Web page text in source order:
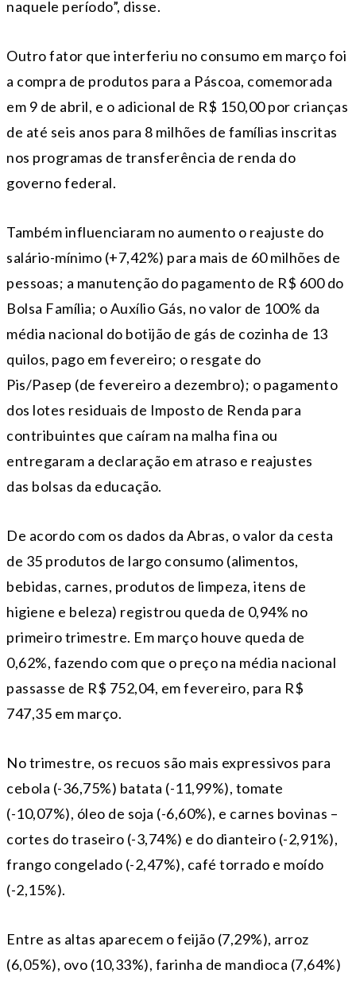
naquele período”, disse.
Outro fator que interferiu no consumo em março foi
a compra de produtos para a Páscoa, comemorada
em 9 de abril, e o adicional de R$ 150,00 por crianças
de até seis anos para 8 milhões de famílias inscritas
nos programas de transferência de renda do
governo federal.
Também influenciaram no aumento o reajuste do
salário-mínimo (+7,42%) para mais de 60 milhões de
pessoas; a manutenção do pagamento de R$ 600 do
Bolsa Família; o Auxílio Gás, no valor de 100% da
média nacional do botijão de gás de cozinha de 13
quilos, pago em fevereiro; o resgate do
Pis/Pasep (de fevereiro a dezembro); o pagamento
dos lotes residuais de Imposto de Renda para
contribuintes que caíram na malha fina ou
entregaram a declaração em atraso e reajustes
das bolsas da educação.
De acordo com os dados da Abras, o valor da cesta
de 35 produtos de largo consumo (alimentos,
bebidas, carnes, produtos de limpeza, itens de
higiene e beleza) registrou queda de 0,94% no
primeiro trimestre. Em março houve queda de
0,62%, fazendo com que o preço na média nacional
passasse de R$ 752,04, em fevereiro, para R$
747,35 em março.
No trimestre, os recuos são mais expressivos para
cebola (-36,75%) batata (-11,99%), tomate
(-10,07%), óleo de soja (-6,60%), e carnes bovinas –
cortes do traseiro (-3,74%) e do dianteiro (-2,91%),
frango congelado (-2,47%), café torrado e moído
(-2,15%).
Entre as altas aparecem o feijão (7,29%), arroz
(6,05%), ovo (10,33%), farinha de mandioca (7,64%)